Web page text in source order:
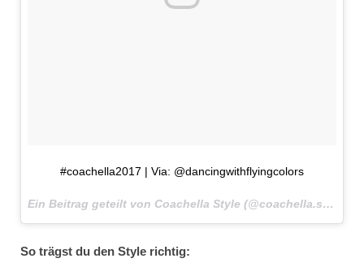
#coachella2017 | Via: @dancingwithflyingcolors
Ein Beitrag geteilt von Coachella Style (@coachella.style) am
So trägst du den Style richtig: